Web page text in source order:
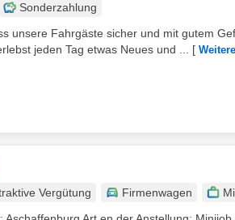
Sonderzahlung
unsere Fahrgäste sicher und mit gutem
jeden Tag etwas Neues und ...
[
Vergütung Firmenwagen